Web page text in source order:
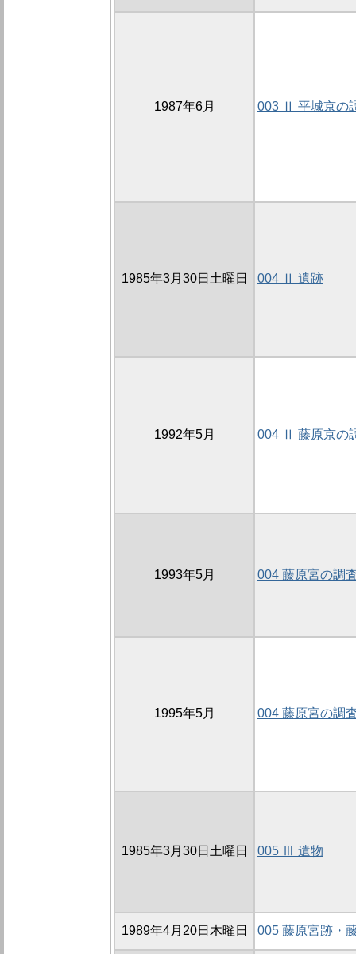
1987年6月 003 Ⅱ 平城京の
1985年3月30日土曜日 004 Ⅱ 遺跡
1992年5月 004 Ⅱ 藤原京の
1993年5月 004 藤原宮の調
1995年5月 004 藤原宮の調
1985年3月30日土曜日 005 Ⅲ 遺物
1989年4月20日木曜日 005 藤原宮跡・